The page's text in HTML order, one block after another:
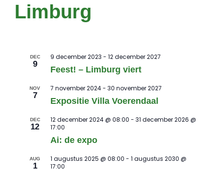
Limburg
DEC
9
9 december 2023 - 12 december 2027
Feest! – Limburg viert
NOV
7
7 november 2024- 30 november 2027
Expositie Villa Voerendaal
DEC
12
12 december 2024 @ 08:00 - 31 december 2026 @
17:00
Ai: de expo
AUG
1
1 augustus 2025 @ 08:00 - 1 augustus 2030 @
17:00